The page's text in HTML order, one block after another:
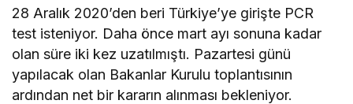
28 Aralık 2020’den beri Türkiye’ye girişte PCR
test isteniyor. Daha önce mart ayı sonuna kadar
olan süre iki kez uzatılmıştı. Pazartesi günü
yapılacak olan Bakanlar Kurulu toplantısının
ardından net bir kararın alınması bekleniyor.